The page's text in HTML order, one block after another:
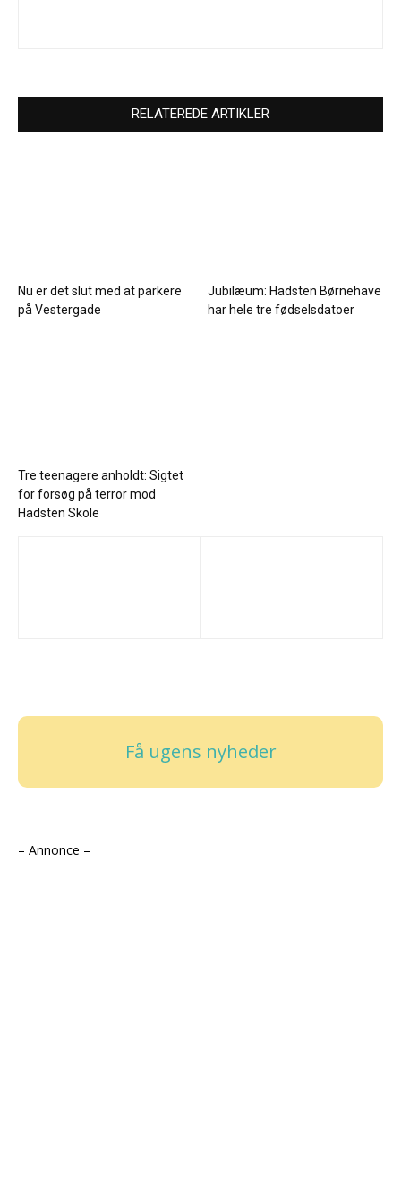
RELATEREDE ARTIKLER
Nu er det slut med at parkere
på Vestergade
Jubilæum: Hadsten Børnehave
har hele tre fødselsdatoer
Tre teenagere anholdt: Sigtet
for forsøg på terror mod
Hadsten Skole
Få ugens nyheder
– Annonce –